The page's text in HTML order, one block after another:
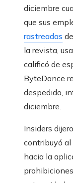
diciembre
que sus
rastreadas
la revista,
calificó de
ByteDance
despedido,
diciembre.
Insiders
contribuyó
hacia la